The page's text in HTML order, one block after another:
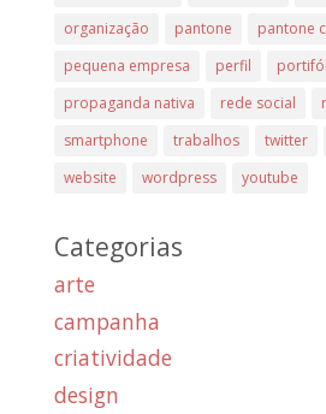
organização
pantone
pantone
pequena empresa
perfil
propaganda nativa
rede social
smartphone
trabalhos twitter
website
wordpress youtube
Categorias
arte
campanha
criatividade
design